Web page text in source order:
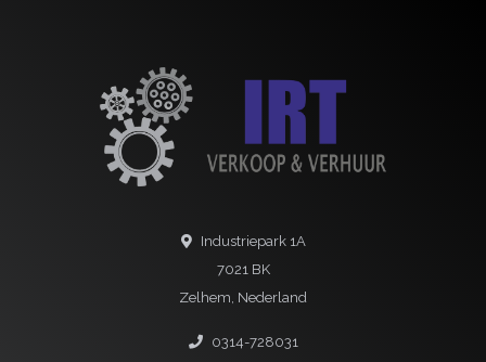
Industriepark 1A
7021 BK
Zelhem, Nederland
0314-728031